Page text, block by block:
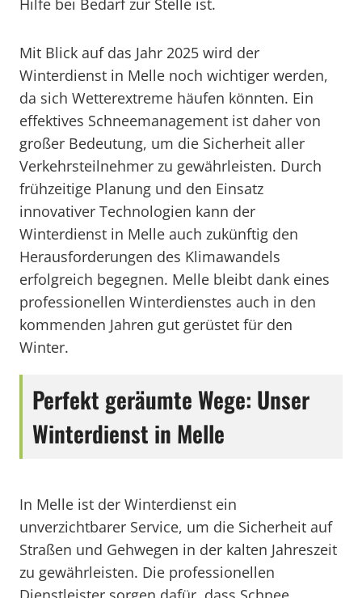
Hilfe bei Bedarf zur Stelle ist.
Mit Blick auf das Jahr 2025 wird der
Winterdienst in Melle noch wichtiger werden,
da sich Wetterextreme häufen könnten. Ein
effektives Schneemanagement ist daher von
großer Bedeutung, um die Sicherheit aller
Verkehrsteilnehmer zu gewährleisten. Durch
frühzeitige Planung und den Einsatz
innovativer Technologien kann der
Winterdienst in Melle auch zukünftig den
Herausforderungen des Klimawandels
erfolgreich begegnen. Melle bleibt dank eines
professionellen Winterdienstes auch in den
kommenden Jahren gut gerüstet für den
Winter.
Perfekt geräumte Wege: Unser
Winterdienst in Melle
In Melle ist der Winterdienst ein
unverzichtbarer Service, um die Sicherheit auf
Straßen und Gehwegen in der kalten Jahreszeit
zu gewährleisten. Die professionellen